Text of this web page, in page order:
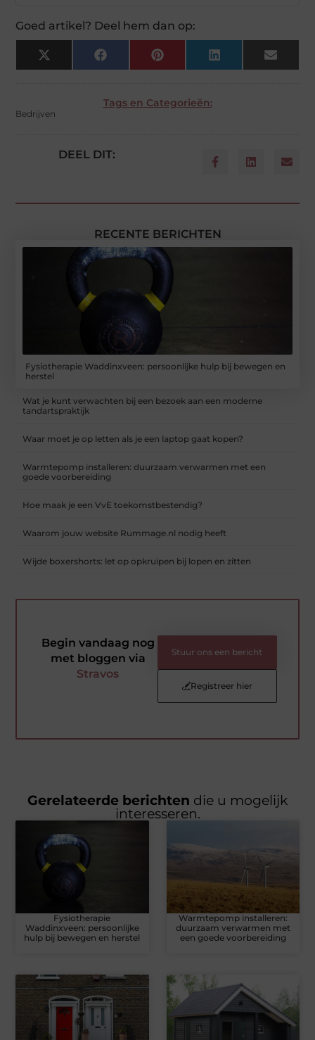
Goed artikel? Deel hem dan op:
X
(Twitter)
Facebook Pinterest LinkedIn Email
Tags en Categorieën:
Bedrijven
DEEL DIT:
RECENTE BERICHTEN
Fysiotherapie Waddinxveen: persoonlijke hulp bij bewegen en
herstel
Wat je kunt verwachten bij een bezoek aan een moderne
tandartspraktijk
Waar moet je op letten als je een laptop gaat kopen?
Warmtepomp installeren: duurzaam verwarmen met een
goede voorbereiding
Hoe maak je een VvE toekomstbestendig?
Waarom jouw website Rummage.nl nodig heeft
Wijde boxershorts: let op opkruipen bij lopen en zitten
Begin vandaag nog
met bloggen via
Stravos
Stuur ons een bericht
Registreer hier
Gerelateerde berichten die u mogelijk
interesseren.
Fysiotherapie
Waddinxveen: persoonlijke
hulp bij bewegen en herstel
Warmtepomp installeren:
duurzaam verwarmen met
een goede voorbereiding